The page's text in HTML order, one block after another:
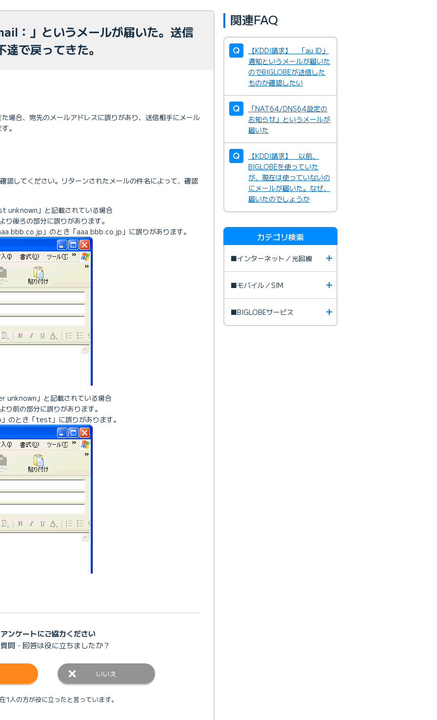
：」というメールが届いた。送信
で戻ってきた。
場合、宛先のメールアドレスに誤りがあり、送信相手にメール
。
認してください。リターンされたメールの件名によって、確認
unknown」と記載されている場合
り後ろの部分に誤りがあります。
」のとき「aaa.bbb.co.jp」に誤りがあります。
unknown」と記載されている場合
り前の部分に誤りがあります。
のとき「test」に誤りがあります。
アンケートにご協力ください
問・回答は役に立ちましたか？
いいえ
1人の方が役に立ったと言っています。
関連FAQ
【KDDI請求】 「au ID」
通知というメールが届いた
のでBIGLOBEが送信した
ものか確認したい
「NAT64/DNS64設定の
お知らせ」というメールが
届いた
【KDDI請求】 以前、
BIGLOBEを使っていた
が、現在は使っていないの
にメールが届いた。なぜ、
届いたのでしょうか
カテゴリ検索
■インターネット／光回線
■モバイル／SIM
■BIGLOBEサービス